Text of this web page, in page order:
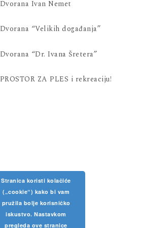
Dvorana Ivan Nemet
Dvorana “Velikih događanja”
Dvorana “Dr. Ivana Šretera”
PROSTOR ZA PLES i rekreaciju!
Stranica koristi kolačiće
(„cookie“) kako bi vam
pružila bolje korisničko
iskustvo. Nastavkom
pregleda ove stranice